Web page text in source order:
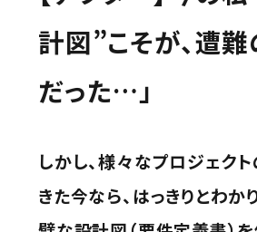
計図”こそが、遭難
だった…」
しかし、様々なプロジェク
きた今なら、はっきりとわか